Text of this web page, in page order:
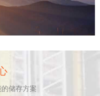
储存方案